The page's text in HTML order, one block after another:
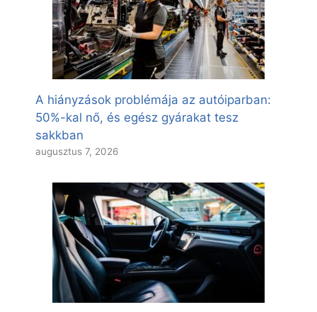
A hiányzások problémája az autóiparban:
50%-kal nő, és egész gyárakat tesz
sakkban
augusztus 7, 2026